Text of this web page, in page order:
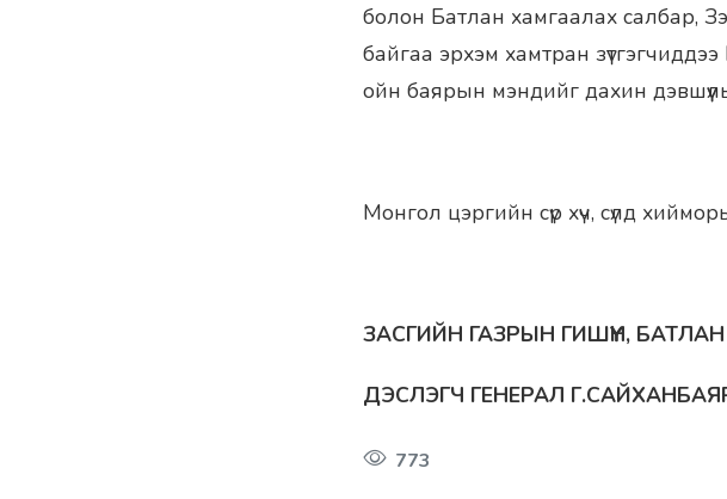
болон Батлан хамгаалах салбар,
байгаа эрхэм хамтран
ойн баярын мэндийг дахин
Монгол цэргийн сүр хүч, сүлд
ЗАСГИЙН ГАЗРЫН ГИШҮҮН,
ДЭСЛЭГЧ ГЕНЕРАЛ
773